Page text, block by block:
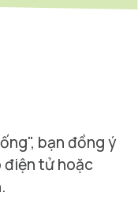
bạn đồng ý
điện tử hoặc